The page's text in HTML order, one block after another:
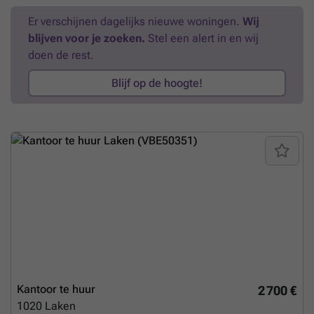
Mogelijkheid tot parkeren. Direct BESCHIKBAAR. Voor informatie en
bezoeken ### - ### . Bezoek onze website ### voor meer
informatieMeer weten?
Er verschijnen dagelijks nieuwe woningen. Wij
blijven voor je zoeken. Stel een alert in en wij
doen de rest.
Blijf op de hoogte!
2 700 €
Kantoor te huur
1020 Laken